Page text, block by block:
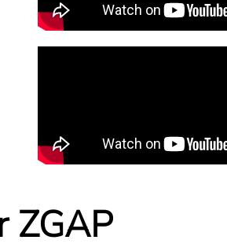
ZGAP